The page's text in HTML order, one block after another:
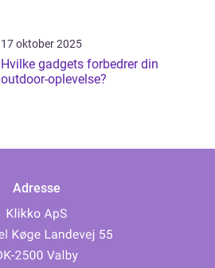
17 oktober 2025
Hvilke gadgets forbedrer din
outdoor-oplevelse?
Adresse